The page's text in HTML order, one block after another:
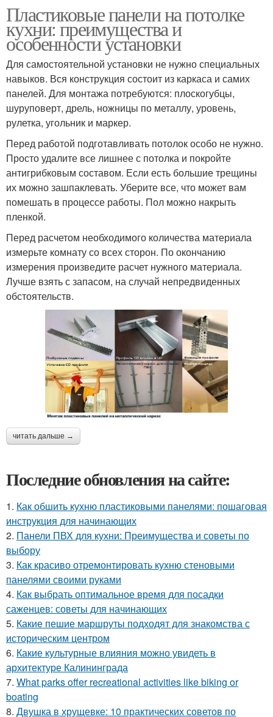
Пластиковые панели на потолке
кухни: преимущества и
особенности установки
Для самостоятельной установки не нужно специальных
навыков. Вся конструкция состоит из каркаса и самих
панелей. Для монтажа потребуются: плоскогубцы,
шуруповерт, дрель, ножницы по металлу, уровень,
рулетка, угольник и маркер.
Перед работой подготавливать потолок особо не нужно.
Просто удалите все лишнее с потолка и покройте
антигрибковым составом. Если есть большие трещины
их можно зашпаклевать. Уберите все, что может вам
помешать в процессе работы. Пол можно накрыть
пленкой.
Перед расчетом необходимого количества материала
измерьте комнату со всех сторон. По окончанию
измерения произведите расчет нужного материала.
Лучше взять с запасом, на случай непредвиденных
обстоятельств.
читать дальше →
Последние обновления на сайте:
1. Как обшить кухню пластиковыми панелями: пошаговая
инструкция для начинающих
2. Панели ПВХ для кухни: Преимущества и советы по
выбору
3. Как красиво отремонтировать кухню стеновыми
панелями своими руками
4. Как выбрать оптимальное время для посадки
саженцев: советы для начинающих
5. Какие пешие маршруты подходят для знакомства с
историческим центром
6. Какие культурные влияния можно увидеть в
архитектуре Калининграда
7. What parks offer recreational activities like biking or
boating
8. Двушка в хрущевке: 10 практических советов по